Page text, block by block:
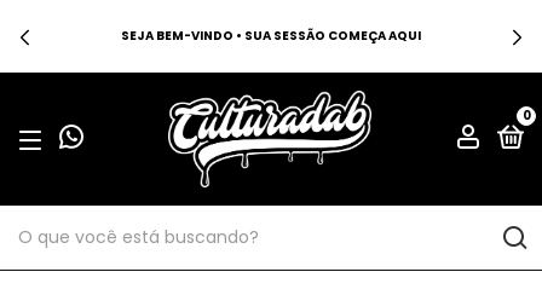
🚛 FRETE GRÁTIS PARA TODO O BRASIL EM COMPRAS ACIMA DE R$250
🚛
0